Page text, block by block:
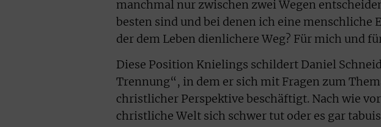
manchmal nur zwischen zwei Wegen
besten sind und bei denen ich eine menschliche
der dem Leben dienlichere Weg? Für mich und
Diese Position Knielings schildert Daniel
Trennung“, in dem er sich mit Fragen zum
christlicher Perspektive beschäftigt. Nach wie
christliche Welt sich schwer tut oder es gar